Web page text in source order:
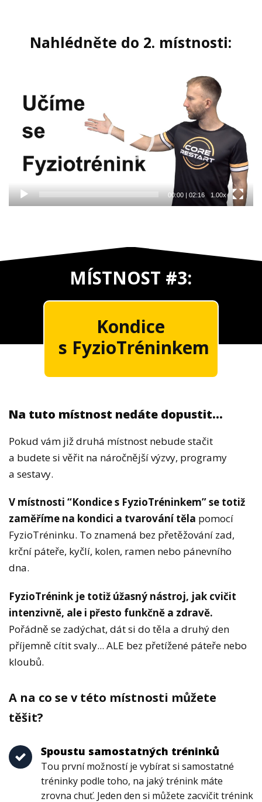
Nahlédněte do 2. místnosti:
přehrávač
00:00 | 02:16 1.00x
MÍSTNOST #3:
Kondice
s FyzioTréninkem
Na tuto místnost nedáte dopustit...
Pokud vám již druhá místnost nebude stačit
a budete si věřit na náročnější výzvy, programy
a sestavy.
V místnosti “Kondice s FyzioTréninkem” se totiž
zaměříme na kondici a tvarování těla pomocí
FyzioTréninku. To znamená bez přetěžování zad,
krční páteře, kyčlí, kolen, ramen nebo pánevního
dna.
FyzioTrénink je totiž úžasný nástroj, jak cvičit
intenzivně, ale i přesto funkčně a zdravě.
Pořádně se zadýchat, dát si do těla a druhý den
příjemně cítit svaly... ALE bez přetížené páteře nebo
kloubů.
A na co se v této místnosti můžete
těšit?
Spoustu samostatných tréninků
Tou první možností je vybírat si samostatné
tréninky podle toho, na jaký trénink máte
zrovna chuť. Jeden den si můžete zacvičit trénink